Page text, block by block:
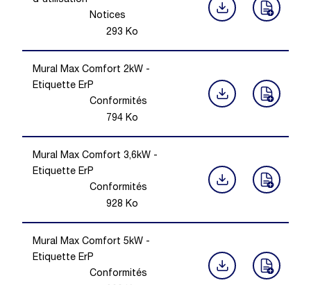
Notices
293 Ko
Mural Max Comfort 2kW -
Etiquette ErP
Conformités
794 Ko
Mural Max Comfort 3,6kW -
Etiquette ErP
Conformités
928 Ko
Mural Max Comfort 5kW -
Etiquette ErP
Conformités